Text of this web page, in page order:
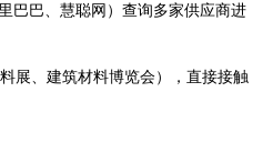
巴巴、慧聪网）查询多家供应商进
展、建筑材料博览会），直接接触